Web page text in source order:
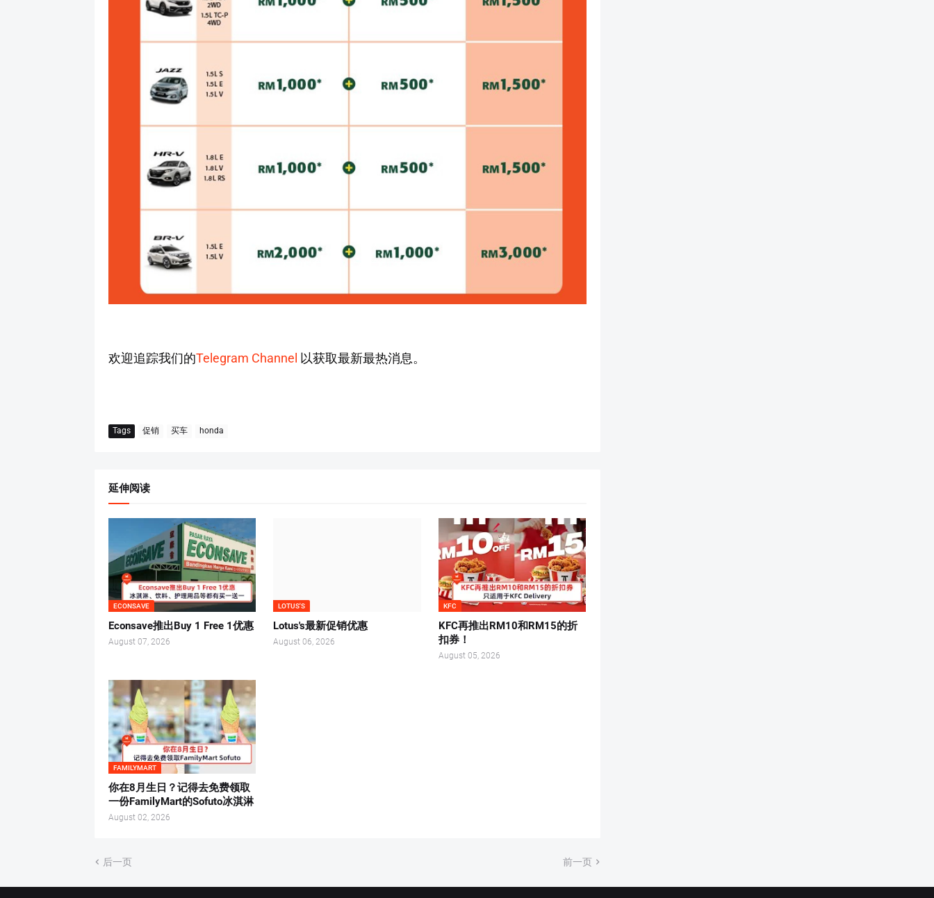
欢迎追踪我们的Telegram Channel 以获取最新最热消息。
Tags 促销 买车 honda
延伸阅读
ECONSAVE
Econsave推出Buy 1 Free 1优惠
August 07, 2026
LOTUS'S
Lotus's最新促销优惠
August 06, 2026
KFC
KFC再推出RM10和RM15的折
扣券！
August 05, 2026
FAMILYMART
你在8月生日？记得去免费领取
一份FamilyMart的Sofuto冰淇淋
August 02, 2026
后一页 前一页